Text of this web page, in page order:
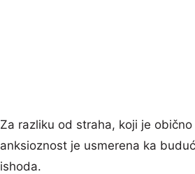
Za razliku od straha, koji je
anksioznost je usmerena ka
ishoda.